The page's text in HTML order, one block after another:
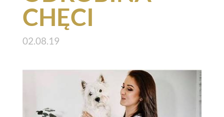
CHĘCI
02.08.19